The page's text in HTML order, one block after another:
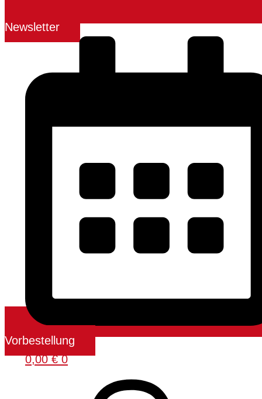
Newsletter
Vorbestellung
0,00€ 0